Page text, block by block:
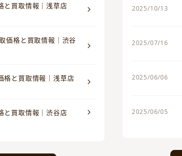
と買取情報｜浅草店
価格と買取情報｜渋谷
格と買取情報｜浅草店
と買取情報｜渋谷店
2025/10/13
2025/07/16
2025/06/06
2025/06/05